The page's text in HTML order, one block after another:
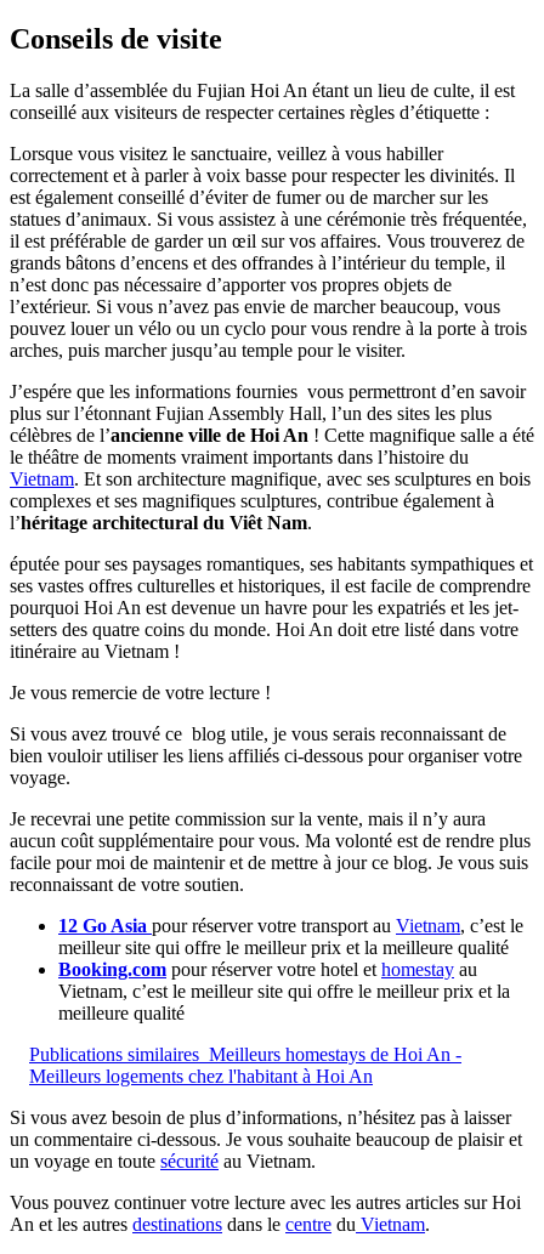
Conseils de visite
La salle d’assemblée du Fujian Hoi An étant un lieu de culte, il est
conseillé aux visiteurs de respecter certaines règles d’étiquette :
Lorsque vous visitez le sanctuaire, veillez à vous habiller
correctement et à parler à voix basse pour respecter les divinités. Il
est également conseillé d’éviter de fumer ou de marcher sur les
statues d’animaux. Si vous assistez à une cérémonie très fréquentée,
il est préférable de garder un œil sur vos affaires. Vous trouverez de
grands bâtons d’encens et des offrandes à l’intérieur du temple, il
n’est donc pas nécessaire d’apporter vos propres objets de
l’extérieur. Si vous n’avez pas envie de marcher beaucoup, vous
pouvez louer un vélo ou un cyclo pour vous rendre à la porte à trois
arches, puis marcher jusqu’au temple pour le visiter.
J’espére que les informations fournies vous permettront d’en savoir
plus sur l’étonnant Fujian Assembly Hall, l’un des sites les plus
célèbres de l’ancienne ville de Hoi An ! Cette magnifique salle a été
le théâtre de moments vraiment importants dans l’histoire du
Vietnam. Et son architecture magnifique, avec ses sculptures en bois
complexes et ses magnifiques sculptures, contribue également à
l’héritage architectural du Viêt Nam.
éputée pour ses paysages romantiques, ses habitants sympathiques et
ses vastes offres culturelles et historiques, il est facile de comprendre
pourquoi Hoi An est devenue un havre pour les expatriés et les jet-
setters des quatre coins du monde. Hoi An doit etre listé dans votre
itinéraire au Vietnam !
Je vous remercie de votre lecture !
Si vous avez trouvé ce blog utile, je vous serais reconnaissant de
bien vouloir utiliser les liens affiliés ci-dessous pour organiser votre
voyage.
Je recevrai une petite commission sur la vente, mais il n’y aura
aucun coût supplémentaire pour vous. Ma volonté est de rendre plus
facile pour moi de maintenir et de mettre à jour ce blog. Je vous suis
reconnaissant de votre soutien.
12 Go Asia pour réserver votre transport au Vietnam, c’est le
meilleur site qui offre le meilleur prix et la meilleure qualité
Booking.com pour réserver votre hotel et homestay au
Vietnam, c’est le meilleur site qui offre le meilleur prix et la
meilleure qualité
Publications similaires Meilleurs homestays de Hoi An -
Meilleurs logements chez l'habitant à Hoi An
Si vous avez besoin de plus d’informations, n’hésitez pas à laisser
un commentaire ci-dessous. Je vous souhaite beaucoup de plaisir et
un voyage en toute sécurité au Vietnam.
Vous pouvez continuer votre lecture avec les autres articles sur Hoi
An et les autres destinations dans le centre du Vietnam.